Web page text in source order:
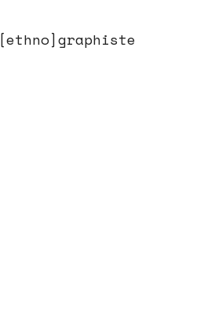
[ethno]graphiste